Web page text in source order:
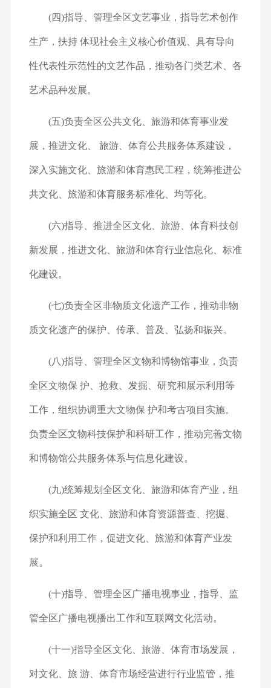
(四)指导、管理全区文艺事业，指导艺术创作
生产，扶持 体现社会主义核心价值观、具有导向
性代表性示范性的文艺作品，推动各门类艺术、各
艺术品种发展。
(五)负责全区公共文化、旅游和体育事业发
展，推进文化、 旅游、体育公共服务体系建设，
深入实施文化、旅游和体育惠民工程，统筹推进公
共文化、旅游和体育服务标准化、均等化。
(六)指导、推进全区文化、旅游、体育科技创
新发展，推进文化、旅游和体育行业信息化、标准
化建设。
(七)负责全区非物质文化遗产工作，推动非物
质文化遗产的保护、传承、普及、弘扬和振兴。
(八)指导、管理全区文物和博物馆事业，负责
全区文物保 护、抢救、发掘、研究和展示利用等
工作，组织协调重大文物保 护和考古项目实施。
负责全区文物科技保护和科研工作，推动完善文物
和博物馆公共服务体系与信息化建设。
(九)统筹规划全区文化、旅游和体育产业，组
织实施全区 文化、旅游和体育资源普查、挖掘、
保护和利用工作，促进文化、 旅游和体育产业发
展。
(十)指导、管理全区广播电视事业，指导、监
管全区广播电视播出工作和互联网文化活动。
(十一)指导全区文化、旅游、体育市场发展，
对文化、旅 游、体育市场经营进行行业监管，推